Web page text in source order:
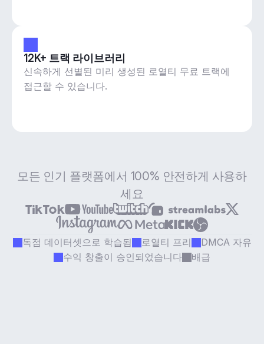
12K+ 트랙 라이브러리
신속하게 선별된 미리 생성된 로열티 무료 트랙에
접근할 수 있습니다.
모든 인기 플랫폼에서 100% 안전하게 사용하
세요
독점 데이터셋으로 학습됨 로열티 프리
DMCA 자유
수익 창출이 승인되었습니다
배급